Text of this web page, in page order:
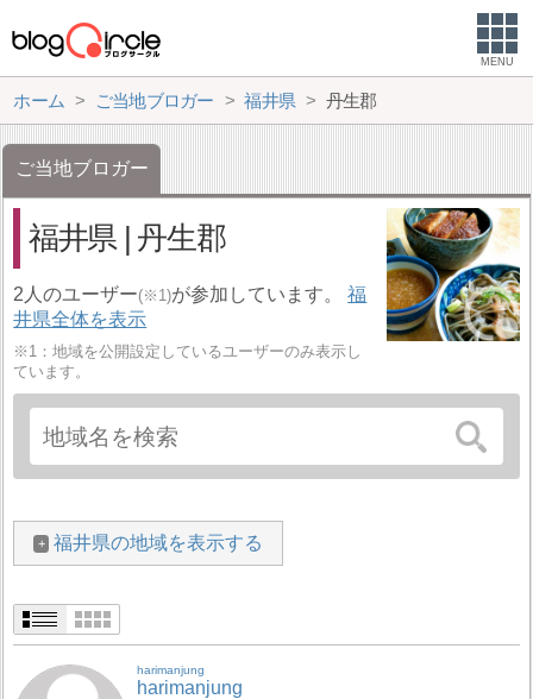
MENU
ホーム ご当地ブロガー 福井県 丹生郡
ご当地ブロガー
福井県 | 丹生郡
2人のユーザー(※1)が参加しています。福
井県全体を表示
※1：地域を公開設定しているユーザーのみ表示し
ています。
福井県の地域を表示する
harimanjung
harimanjung